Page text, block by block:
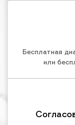
Бесплатная
или